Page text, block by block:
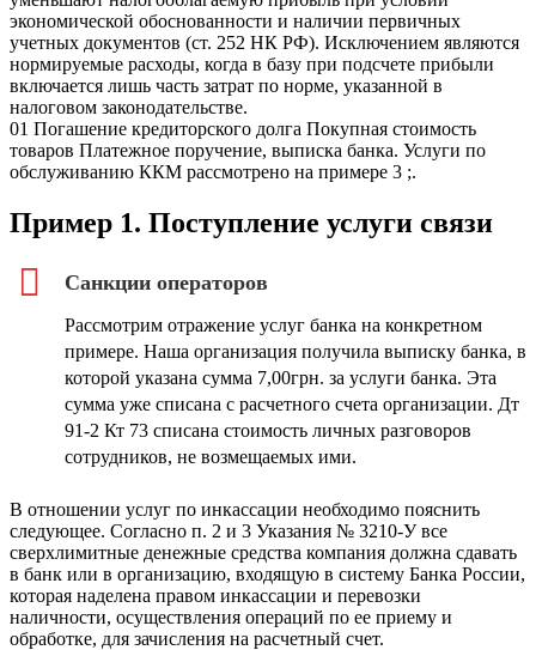
экономической обоснованности и наличии первичных
учетных документов (ст. 252 НК РФ). Исключением являются
нормируемые расходы, когда в базу при подсчете прибыли
включается лишь часть затрат по норме, указанной в
налоговом законодательстве.
01 Погашение кредиторского долга Покупная стоимость
товаров Платежное поручение, выписка банка. Услуги по
обслуживанию ККМ рассмотрено на примере 3 ;.
Пример 1. Поступление услуги связи
Санкции операторов
Рассмотрим отражение услуг банка на конкретном
примере. Наша организация получила выписку банка, в
которой указана сумма 7,00грн. за услуги банка. Эта
сумма уже списана с расчетного счета организации. Дт
91-2 Кт 73 списана стоимость личных разговоров
сотрудников, не возмещаемых ими.
В отношении услуг по инкассации необходимо пояснить
следующее. Согласно п. 2 и 3 Указания № 3210-У все
сверхлимитные денежные средства компания должна сдавать
в банк или в организацию, входящую в систему Банка России,
которая наделена правом инкассации и перевозки
наличности, осуществления операций по ее приему и
обработке, для зачисления на расчетный счет.